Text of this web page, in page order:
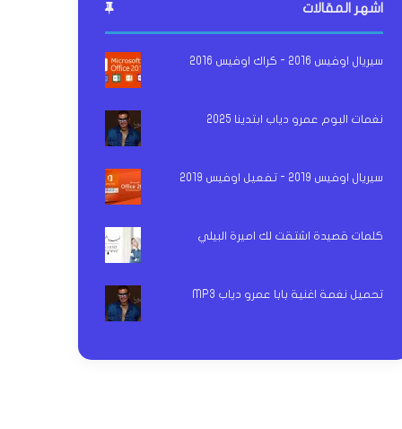
اشهر المقالات
سيريال اوفيس 2016 - كراك اوفيس 2016
نغمات البوم عمرو دياب ابتدينا 2025
سيريال اوفيس 2019 - تفعيل اوفيس 2019
كلمات قصيدة اشتقت لك اميرة البيلي
تحميل نغمة اغنية بابا عمرو دياب MP3